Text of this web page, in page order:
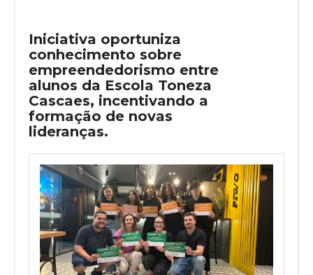
Iniciativa oportuniza
conhecimento sobre
empreendedorismo entre
alunos da Escola Toneza
Cascaes, incentivando a
formação de novas
lideranças.